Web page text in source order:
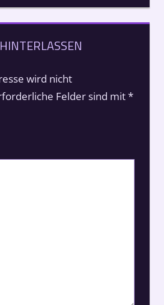
wird nicht
Felder sind mit*